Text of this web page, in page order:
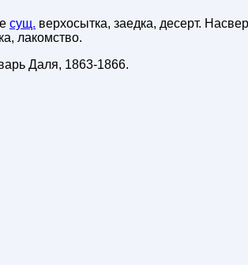
сущ. верхосытка, заедка, десерт.
лакомство.
Даля, 1863-1866.